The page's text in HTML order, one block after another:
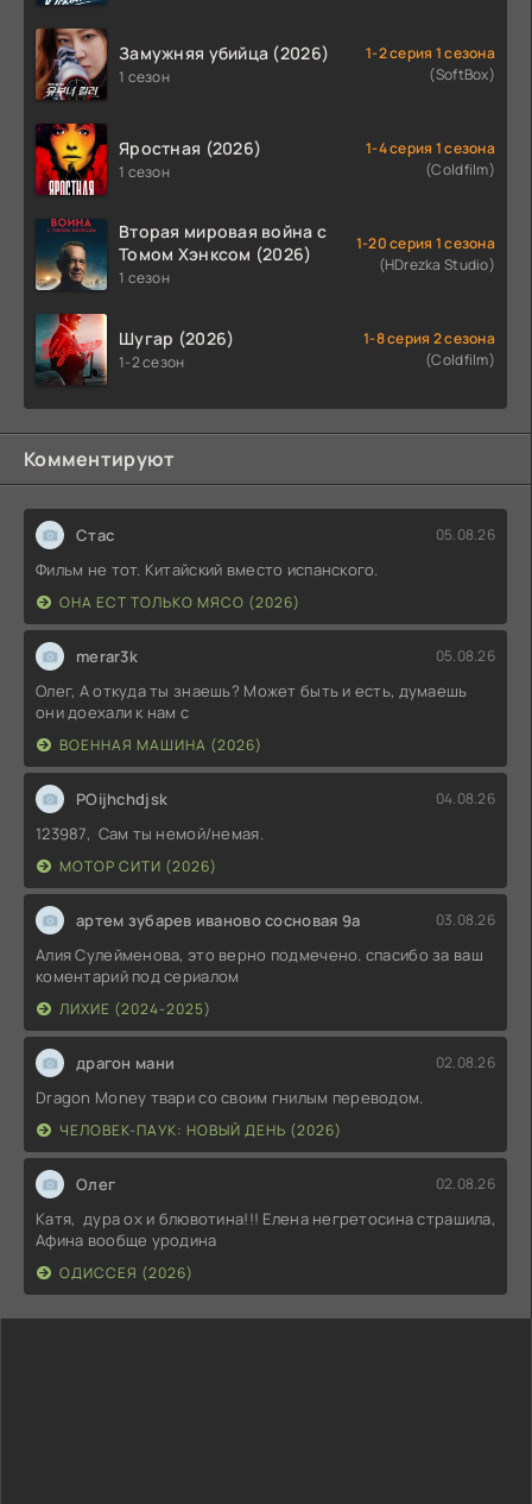
Замужняя убийца (2026)
1 сезон
1-2 серия 1 сезона
(SoftBox)
Яростная (2026)
1 сезон
1-4 серия 1 сезона
(Coldfilm)
Вторая мировая война с
Томом Хэнксом (2026)
1 сезон
1-20 серия 1 сезона
(HDrezka Studio)
Шугар (2026)
1-2 сезон
1-8 серия 2 сезона
(Coldfilm)
Комментируют
Стас 05.08.26
Фильм не тот. Китайский вместо испанского.
ОНА ЕСТ ТОЛЬКО МЯСО (2026)
merar3k 05.08.26
Олег, А откуда ты знаешь? Может быть и есть, думаешь
они доехали к нам с
ВОЕННАЯ МАШИНА (2026)
POijhchdjsk 04.08.26
123987, Сам ты немой/немая.
МОТОР СИТИ (2026)
артем зубарев иваново сосновая 9а 03.08.26
Алия Сулейменова, это верно подмечено. спасибо за ваш
коментарий под сериалом
ЛИХИЕ (2024-2025)
драгон мани 02.08.26
Dragon Money твари со своим гнилым переводом.
ЧЕЛОВЕК-ПАУК: НОВЫЙ ДЕНЬ (2026)
Олег 02.08.26
Катя, дура ох и блювотина!!! Елена негретосина страшила,
Афина вообще уродина
ОДИССЕЯ (2026)